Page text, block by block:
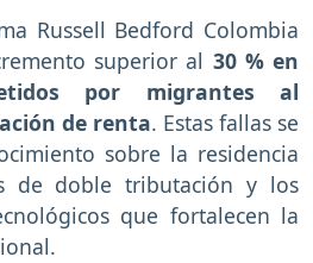
Russell Bedford Colombia
superior al 30 % en
por migrantes al
de renta. Estas fallas se
sobre la residencia
de doble tributación y los
que fortalecen la